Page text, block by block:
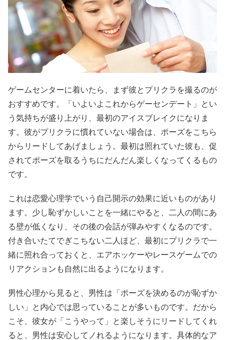
ゲームセンターに着いたら、まず彼とプリクラを撮るのが
おすすめです。「いよいよこれからゲーセンデート」とい
う気持ちが盛り上がり、最初のアイスブレイクになりま
す。彼がプリクラに慣れていない場合は、ポーズをこちら
からリードしてあげましょう。最初は照れていた彼も、促
されてポーズを取るうちにだんだん楽しくなってくるもの
です。
これは恋愛心理学でいう自己開示の効果に近いものがあり
ます。少し恥ずかしいことを一緒にやると、二人の間にあ
る壁が低くなり、その後の会話が弾みやすくなるのです。
付き合いたてでぎこちない二人ほど、最初にプリクラで一
緒に照れ合っておくと、エアホッケーやレースゲームでの
リアクションも自然に出るようになります。
男性心理から見ると、男性は「ポーズを決めるのが恥ずか
しい」と内心では思っていることが多いものです。だから
こそ、彼女が「こうやって」と楽しそうにリードしてくれ
ると、男性は安心してノれるようになります。具体的なア